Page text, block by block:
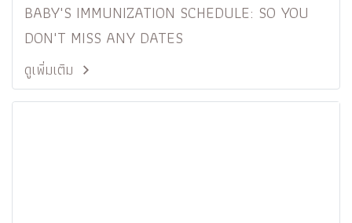
BABY'S IMMUNIZATION SCHEDULE: SO YOU
DON'T MISS ANY DATES
ดูเพิ่มเติม